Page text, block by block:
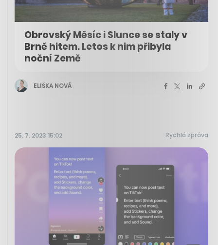
Obrovský Měsíc i Slunce se staly v
Brně hitem. Letos k nim přibyla
noční Země
ELIŠKA NOVÁ
25. 7. 2023 15:02 Rychlá zpráva